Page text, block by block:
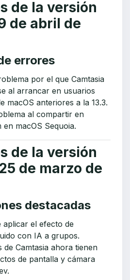
de la versión
de abril de
errores
por el que Camtasia
al arrancar en usuarios
macOS anteriores a la 13.3.
al compartir en
macOS Sequoia.
de la versión
de marzo de
destacadas
aplicar el efecto de
con IA a grupos.
de Camtasia ahora tienen
de pantalla y cámara